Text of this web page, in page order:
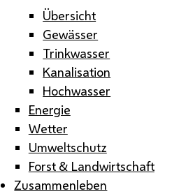
Übersicht
Gewässer
Trinkwasser
Kanalisation
Hochwasser
Energie
Wetter
Umweltschutz
Forst & Landwirtschaft
Zusammenleben